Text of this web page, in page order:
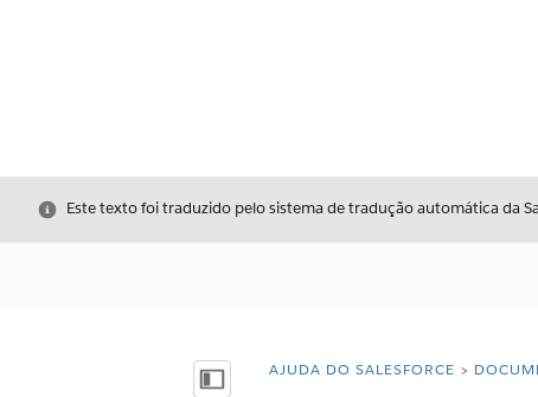
Fechar
Este texto foi traduzido pelo sistema de tradução automática da
Mostrar índiceVocê está aqui:
AJUDA DO SALESFORCE